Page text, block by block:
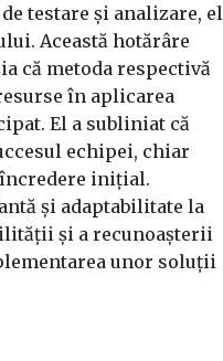
testare și analizare, el
Această hotărâre
că metoda respectivă
în aplicarea
El a subliniat că
echipei, chiar
încredere inițial.
și adaptabilitate la
și a recunoașterii
unor soluții